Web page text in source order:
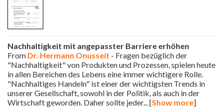
Nachhaltigkeit mit angepasster Barriere erhöhen
From Dr. Hermann Onusseit - Fragen bezüglich der
"Nachhaltigkeit" von Produkten und Prozessen, spielen heute
in allen Bereichen des Lebens eine immer wichtigere Rolle.
"Nachhaltiges Handeln" ist einer der wichtigsten Trends in
unserer Gesellschaft, sowohl in der Politik, als auch in der
Wirtschaft geworden. Daher sollte jeder... [Show more]